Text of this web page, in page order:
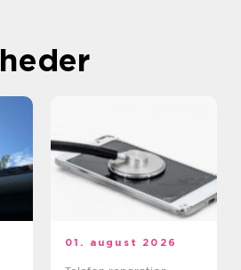
01. august 2026